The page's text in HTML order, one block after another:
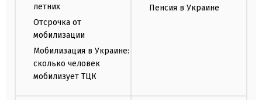
летних
Отсрочка от
мобилизации
Мобилизация в Украине:
сколько человек
мобилизует ТЦК
Пенсия в Украине